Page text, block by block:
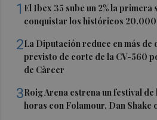
1 El Ibex 35 sube un 2% la primera
conquistar los históricos
2La Diputación reduce en más de
previsto de corte de la CV-560
de Càrcer
3Roig Arena estrena un festival de
horas con Folamour, Dan Shake